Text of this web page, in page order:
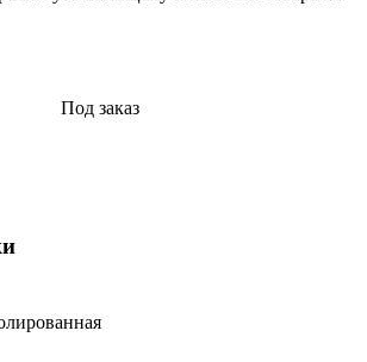
Под заказ